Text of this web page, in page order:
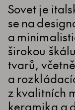
Sovet je
se na
a
širokou
tvarů,
a
z kvalitních
keramika a